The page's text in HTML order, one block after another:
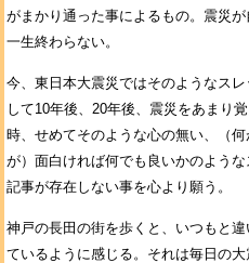
がまかり通った事によるもの。震災
一生終わらない。
今、東日本大震災ではそのようなス
して10年後、20年後、震災をあまり
時、せめてそのような心の無い、（
が）面白ければ何でも良いかのよう
記事が存在しない事を心より願う。
神戸の長田の街を歩くと、いつもと
ているように感じる。それは毎日の